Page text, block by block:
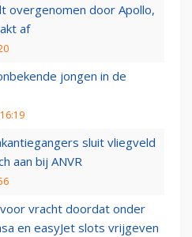
overgenomen door Apollo,
af
jongen in de
sluit vliegveld
aan bij ANVR
vracht doordat onder
en easyJet slots vrijgeven